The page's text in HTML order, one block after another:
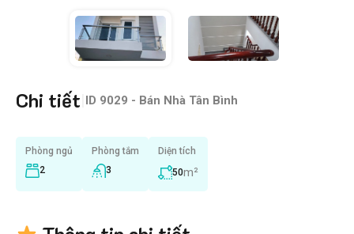
Chi tiết ID 9029 - Bán Nhà Tân Bình
Phòng ngủ
2
Phòng tắm
3
Diện tích
50m²